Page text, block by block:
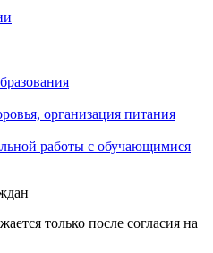
организация питания
работы с обучающимися
только после согласия на